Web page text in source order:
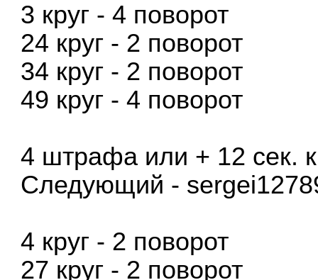
3 круг - 4 поворот
24 круг - 2 поворот
34 круг - 2 поворот
49 круг - 4 поворот
4 штрафа или + 12 сек.
Следующий -
4 круг - 2 поворот
27 круг - 2 поворот